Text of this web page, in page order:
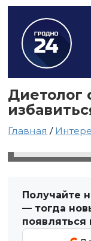
Диетолог
Главная /
Получайте
— тогда
появляться